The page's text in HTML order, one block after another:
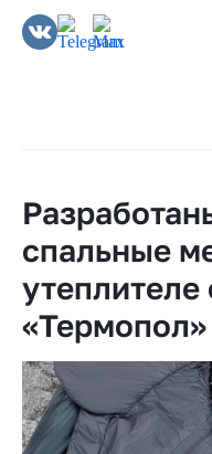
спальные
утеплителе
«Термопол»